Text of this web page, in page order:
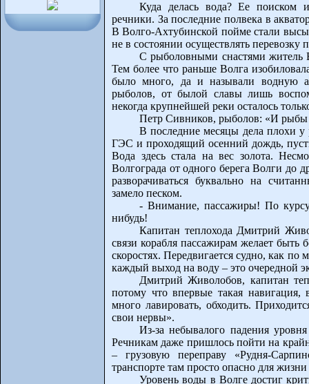
Куда делась вода? Ее поиском
речники. За последние полвека в
В Волго-Ахтубинской пойме стали
не в состоянии осуществлять
С рыболовными снастями житель
Тем более что раньше Волга
было много, да и называли водную
рыболов, от былой славы лишь
некогда крупнейшей реки осталось
Петр Сивников, рыболов: «И рыбы
В последние месяцы дела плохи
ГЭС и проходящий осенний дождь,
Вода здесь стала на вес золота.
Волгограда от одного берега Волги до
разворачиваться буквально на
замело песком.
- Внимание, пассажиры! По курсу
нибудь!
Капитан теплохода Дмитрий
связи корабля пассажирам желает
скоростях. Передвигается судно, как
каждый выход на воду – это очередной
Дмитрий Живолобов, капитан
потому что впервые такая
много лавировать, обходить.
свои нервы».
Из-за небывалого падения
Речникам даже пришлось пойти на
– грузовую переправу «Рудня-
транспорте там просто опасно для
Уровень воды в Волге достиг